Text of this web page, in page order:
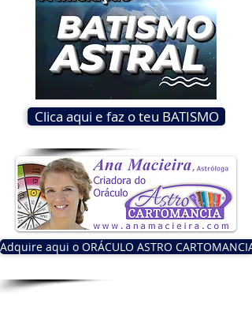
Clica aqui e faz o teu BATISMO
Adquire aqui o ORÁCULO ASTRO CARTOMANCIA